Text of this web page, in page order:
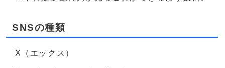
SNSの種類
X（エックス）